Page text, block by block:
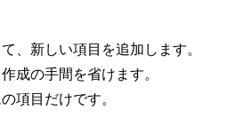
、新しい項目を追加します。
成の手間を省けます。
項目だけです。